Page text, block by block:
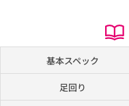
基本スペック
足回り